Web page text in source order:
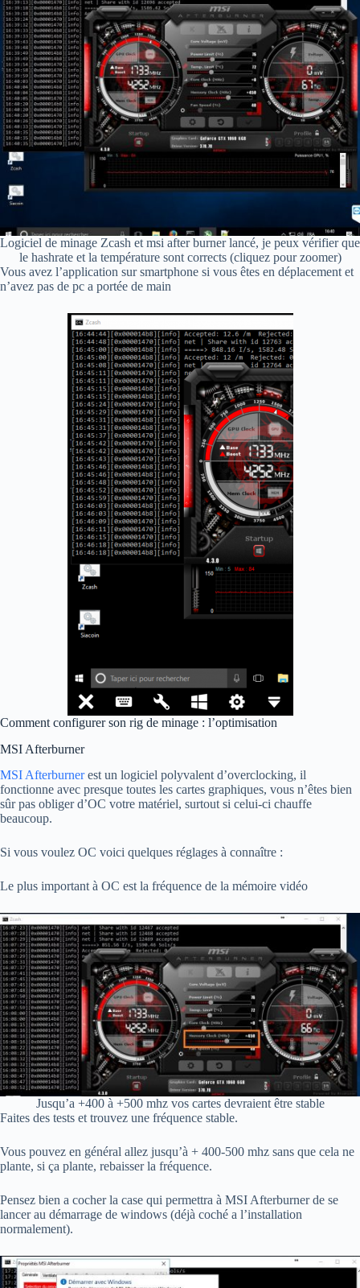
Logiciel de minage Zcash et msi after burner lancé, je peux vérifier que
le hashrate et la température sont corrects (cliquez pour zoomer)
Vous avez l’application sur smartphone si vous êtes en déplacement et
n’avez pas de pc a portée de main
Comment configurer son rig de minage : l’optimisation
MSI Afterburner
MSI Afterburnerest un logiciel polyvalent d’overclocking, il
fonctionne avec presque toutes les cartes graphiques, vous n’êtes bien
sûr pas obliger d’OC votre matériel, surtout si celui-ci chauffe
beaucoup.
Si vous voulez OC voici quelques réglages à connaître :
Le plus important à OC est la fréquence de la mémoire vidéo
Jusqu’a +400 à +500 mhz vos cartes devraient être stable
Faites des tests et trouvez une fréquence stable.
Vous pouvez en général allez jusqu’à + 400-500 mhz sans que cela ne
plante, si ça plante, rebaisser la fréquence.
Pensez bien a cocher la case qui permettra à MSI Afterburner de se
lancer au démarrage de windows (déjà coché a l’installation
normalement).